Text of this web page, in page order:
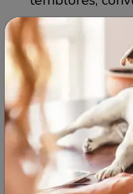
corporal
podrían causar
comunes son:
5.
como Xanax,
están